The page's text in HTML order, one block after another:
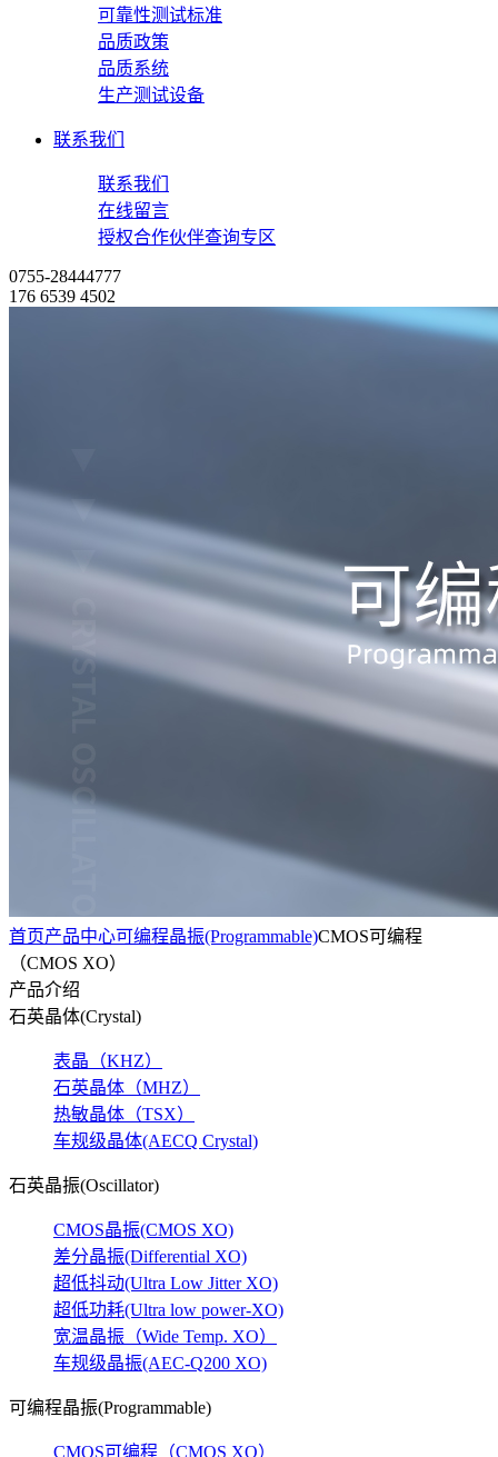
可靠性测试标准
品质政策
品质系统
生产测试设备
联系我们
联系我们
在线留言
授权合作伙伴查询专区
0755-28444777
176 6539 4502
首页产品中心可编程晶振(Programmable)CMOS可编程
（CMOS XO）
产品介绍
石英晶体(Crystal)
表晶（KHZ）
石英晶体（MHZ）
热敏晶体（TSX）
车规级晶体(AECQ Crystal)
石英晶振(Oscillator)
CMOS晶振(CMOS XO)
差分晶振(Differential XO)
超低抖动(Ultra Low Jitter XO)
超低功耗(Ultra low power-XO)
宽温晶振（Wide Temp. XO）
车规级晶振(AEC-Q200 XO)
可编程晶振(Programmable)
CMOS可编程（CMOS XO）